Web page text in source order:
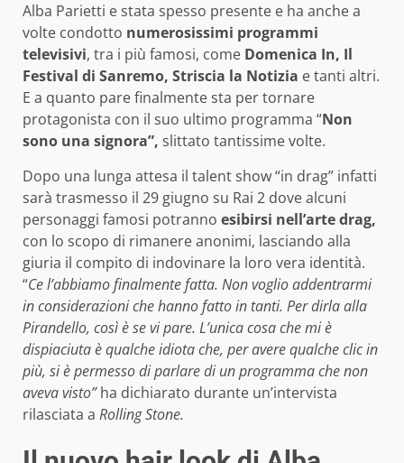
Alba Parietti e stata spesso presente e ha anche a
volte condotto numerosissimi programmi
televisivi, tra i più famosi, come Domenica In, Il
Festival di Sanremo, Striscia la Notizia e tanti altri.
E a quanto pare finalmente sta per tornare
protagonista con il suo ultimo programma “Non
sono una signora”, slittato tantissime volte.
Dopo una lunga attesa il talent show “in drag” infatti
sarà trasmesso il 29 giugno su Rai 2 dove alcuni
personaggi famosi potranno esibirsi nell’arte drag,
con lo scopo di rimanere anonimi, lasciando alla
giuria il compito di indovinare la loro vera identità.
“Ce l’abbiamo finalmente fatta. Non voglio addentrarmi
in considerazioni che hanno fatto in tanti. Per dirla alla
Pirandello, così è se vi pare. L’unica cosa che mi è
dispiaciuta è qualche idiota che, per avere qualche clic in
più, si è permesso di parlare di un programma che non
aveva visto”ha dichiarato durante un’intervista
rilasciata a Rolling Stone.